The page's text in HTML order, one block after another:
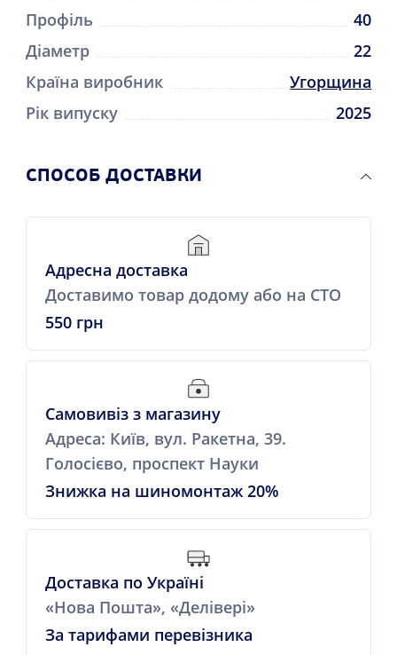
Профіль
40
Діаметр
22
Країна виробник
Угорщина
Рік випуску
2025
CПОСОБ ДОСТАВКИ
Адресна доставка
Доставимо товар додому або на СТО
550 грн
Самовивіз з магазину
Адреса: Київ, вул. Ракетна, 39.
Голосієво, проспект Науки
Знижка на шиномонтаж 20%
Доставка по Україні
«Нова Пошта», «Делівері»
За тарифами перевізника